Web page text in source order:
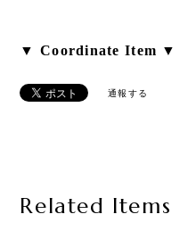
▼ Coordinate Item ▼
通報する
Related Items